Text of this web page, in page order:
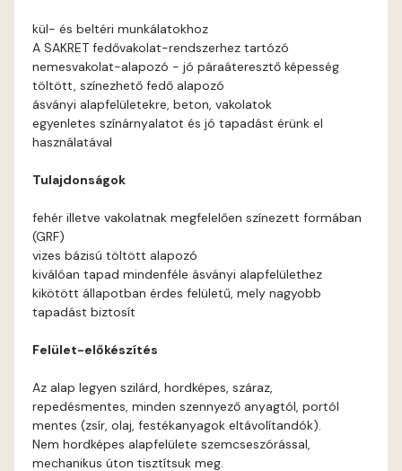
Arsenic D
Arsenic E
Blood-orange E
Bone D
kül- és beltéri munkálatokhoz
A SAKRET fedővakolat-rendszerhez tartózó
nemesvakolat-alapozó - jó páraáteresztő képesség
töltött, színezhető fedő alapozó
ásványi alapfelületekre, beton, vakolatok
egyenletes színárnyalatot és jó tapadást érünk el
használatával
Tulajdonságok
fehér illetve vakolatnak megfelelően színezett formában
(GRF)
vizes bázisú töltött alapozó
kiválóan tapad mindenféle ásványi alapfelülethez
kikötött állapotban érdes felületű, mely nagyobb
tapadást biztosít
Felület-előkészítés
Az alap legyen szilárd, hordképes, száraz,
repedésmentes, minden szennyező anyagtól, portól
mentes (zsír, olaj, festékanyagok eltávolítandók).
Nem hordképes alapfelülete szemcseszórással,
mechanikus úton tisztítsuk meg.